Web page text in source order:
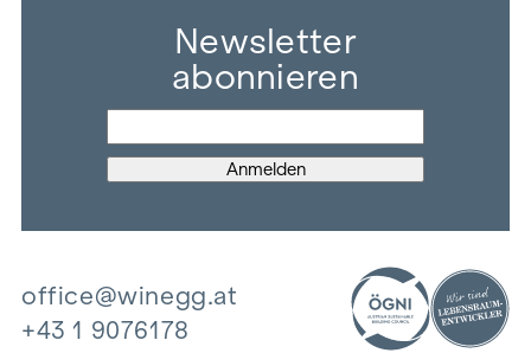
Newsletter
abonnieren
office@winegg.at
+43 1 9076178